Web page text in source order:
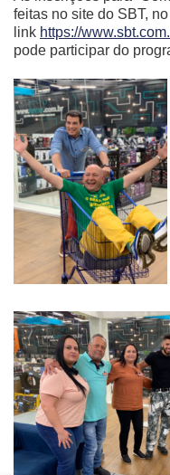
feitas no site do SBT, no
link https://
pode participar do